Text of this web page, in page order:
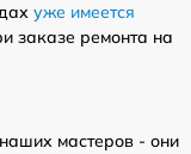
уже имеется
заказе ремонта на
мастеров - они